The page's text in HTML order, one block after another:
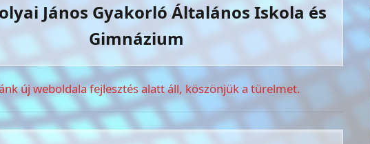
János Gyakorló Általános Iskola és
Gimnázium
új weboldala fejlesztés alatt áll, köszönjük a türelmet.